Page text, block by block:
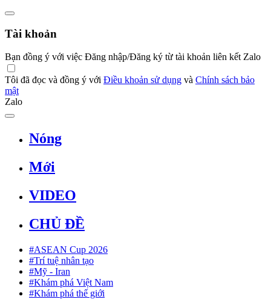
Tài khoản
Bạn đồng ý với việc Đăng nhập/Đăng ký từ tài khoản liên kết Zalo
Tôi đã đọc và đồng ý với Điều khoản sử dụng và Chính sách bảo
mật
Zalo
Nóng
Mới
VIDEO
CHỦ ĐỀ
#ASEAN Cup 2026
#Trí tuệ nhân tạo
#Mỹ - Iran
#Khám phá Việt Nam
#Khám phá thế giới